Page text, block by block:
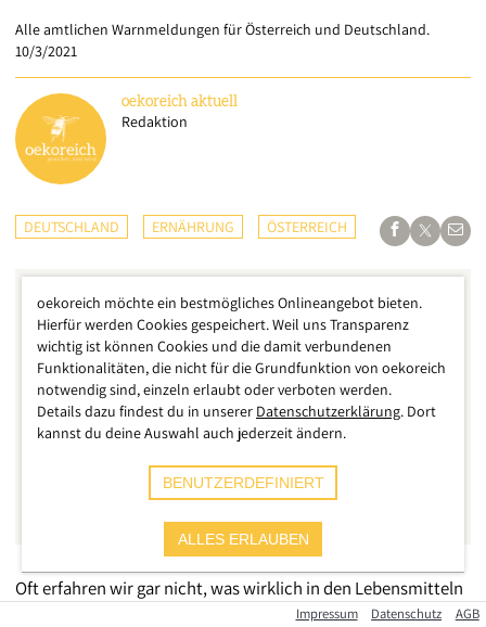
Alle amtlichen Warnmeldungen für Österreich und Deutschland.
10/3/2021
oekoreich aktuell
Redaktion
DEUTSCHLAND ERNÄHRUNG ÖSTERREICH
Oft erfahren wir gar nicht, was wirklich in den Lebensmitteln
drinsteckt, die uns ins Regal gelegt werden. Manchmal sind
Impressum Datenschutz AGB
oekoreich möchte ein bestmögliches Onlineangebot bieten.
Hierfür werden Cookies gespeichert. Weil uns Transparenz
wichtig ist können Cookies und die damit verbundenen
Funktionalitäten, die nicht für die Grundfunktion von oekoreich
notwendig sind, einzeln erlaubt oder verboten werden.
Details dazu findest du in unserer Datenschutzerklärung. Dort
kannst du deine Auswahl auch jederzeit ändern.
BENUTZERDEFINIERT
ALLES ERLAUBEN